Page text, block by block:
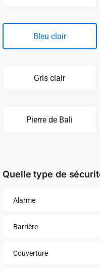
Bleu clair
Gris clair
Pierre de Bali
Quelle type de
Alarme
Barrière
Couverture